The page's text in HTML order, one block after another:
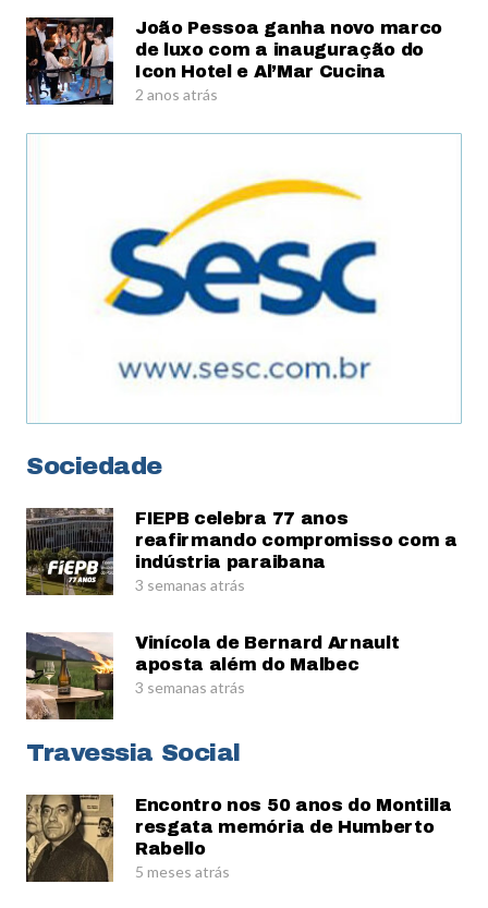
João Pessoa ganha novo marco
de luxo com a inauguração do
Icon Hotel e Al’Mar Cucina
2 anos atrás
Sociedade
FIEPB celebra 77 anos
reafirmando compromisso com a
indústria paraibana
3 semanas atrás
Vinícola de Bernard Arnault
aposta além do Malbec
3 semanas atrás
Travessia Social
Encontro nos 50 anos do Montilla
resgata memória de Humberto
Rabello
5 meses atrás